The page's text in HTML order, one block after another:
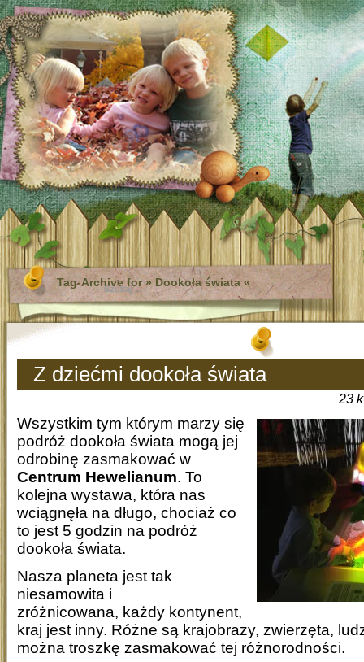
Tag-Archive for » Dookoła świata «
Z dziećmi dookoła świata
23
Wszystkim tym którym marzy się
podróż dookoła świata mogą jej
odrobinę zasmakować w
Centrum Hewelianum. To
kolejna wystawa, która nas
wciągnęła na długo, chociaż co
to jest 5 godzin na podróż
dookoła świata.
Nasza planeta jest tak
niesamowita i
zróżnicowana, każdy kontynent,
kraj jest inny. Różne są krajobrazy, zwierzęta,
można troszkę zasmakować tej różnorodności.